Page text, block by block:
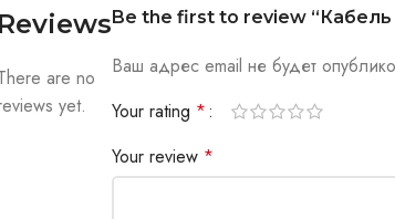
are no
yet.
Be the first to review
Ваш адрес email не будет
Your rating *
Your review *